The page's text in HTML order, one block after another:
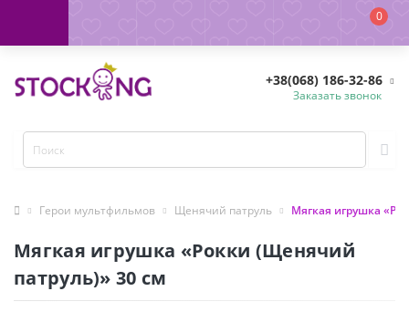
0
+38(068) 186-32-86
Заказать звонок
Герои мультфильмов Щенячий патруль Мягкая игрушка
Мягкая игрушка «Рокки (Щенячий
патруль)» 30 см